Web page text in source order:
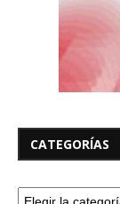
CATEGORÍAS